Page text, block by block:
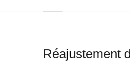
Réajustement